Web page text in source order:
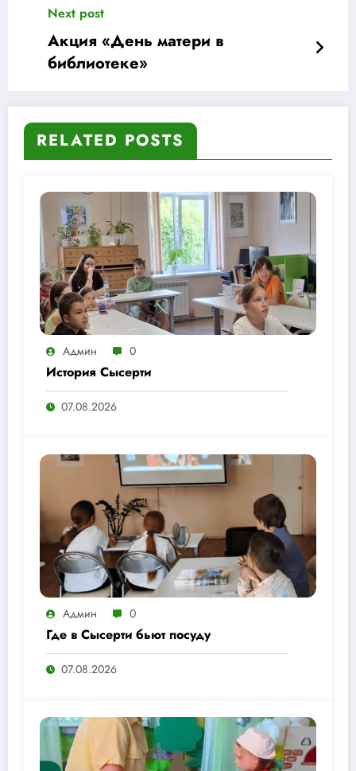
Next post
Акция «День матери в
библиотеке»
RELATED POSTS
Админ 0
История Сысерти
07.08.2026
Админ 0
Где в Сысерти бьют посуду
07.08.2026